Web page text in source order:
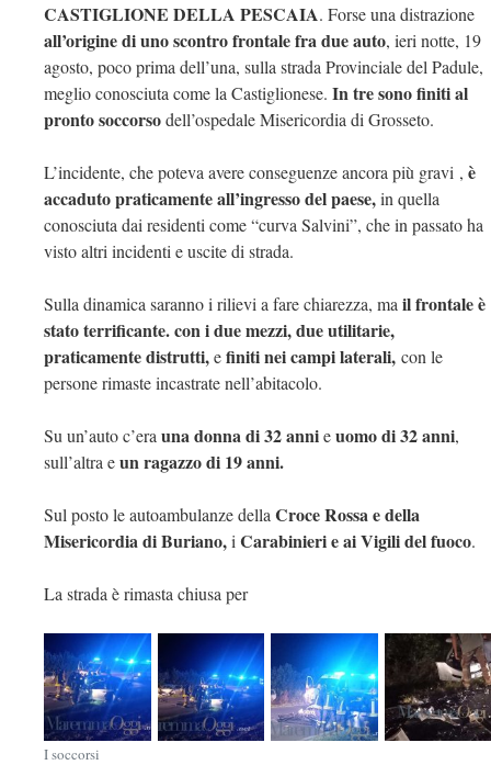
CASTIGLIONE DELLA PESCAIA. Forse una distrazione
all’origine di uno scontro frontale fra due auto, ieri notte, 19
agosto, poco prima dell’una, sulla strada Provinciale del Padule,
meglio conosciuta come la Castiglionese. In tre sono finiti al
pronto soccorsodell’ospedale Misericordia di Grosseto.
L’incidente, che poteva avere conseguenzeancora più gravi , è
accaduto praticamente all’ingresso del paese,in quella
conosciuta dai residenti come “curva Salvini”, che in passato ha
visto altri incidenti e uscite di strada.
Sulla dinamica saranno i rilievi a fare chiarezza, mail frontale è
stato terrificante. con i due mezzi, due utilitarie,
praticamente distrutti,efiniti nei campi laterali, con le
persone rimaste incastrate nell’abitacolo.
Su un’auto c’erauna donna di 32 annieuomo di 32 anni,
sull’altra eun ragazzo di 19 anni.
Sul posto le autoambulanze dellaCroce Rossa e della
Misericordia di Buriano,iCarabinieri e ai Vigili del fuoco.
La strada è rimasta chiusa per
I soccorsi